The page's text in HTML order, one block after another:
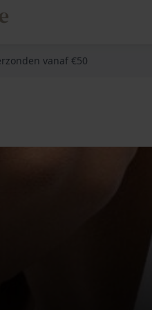
vanaf €50